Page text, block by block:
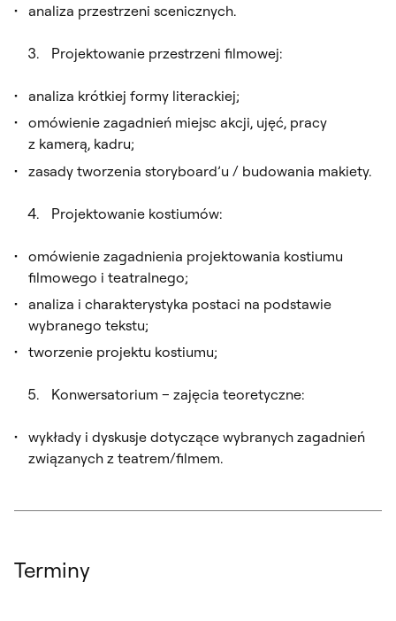
analiza przestrzeni scenicznych.
Projektowanie przestrzeni filmowej:
analiza krótkiej formy literackiej;
omówienie zagadnień miejsc akcji, ujęć, pracy
z kamerą, kadru;
zasady tworzenia storyboard’u / budowania makiety.
Projektowanie kostiumów:
omówienie zagadnienia projektowania kostiumu
filmowego i teatralnego;
analiza i charakterystyka postaci na podstawie
wybranego tekstu;
tworzenie projektu kostiumu;
Konwersatorium – zajęcia teoretyczne:
wykłady i dyskusje dotyczące wybranych zagadnień
związanych z teatrem/filmem.
Terminy